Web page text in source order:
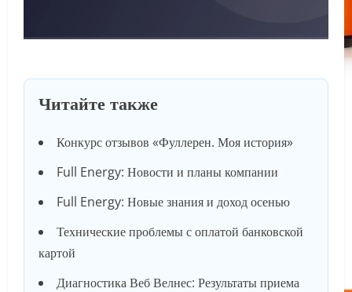
Читайте также
Конкурс отзывов «Фуллерен. Моя история»
Full Energy: Новости и планы компании
Full Energy: Новые знания и доход осенью
Технические проблемы с оплатой банковской
картой
Диагностика Веб Велнес: Результаты приема